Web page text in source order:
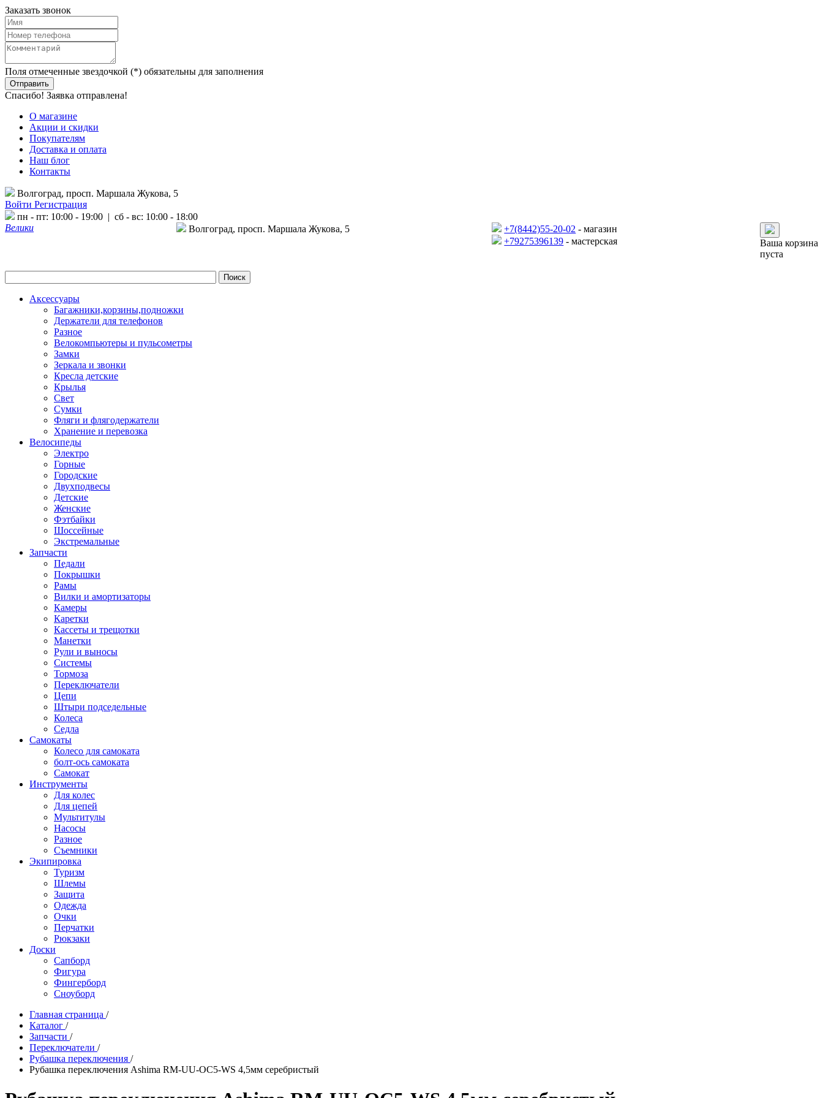
Заказать звонок
Поля отмеченные звездочкой (*) обязательны для заполнения
Спасибо! Заявка отправлена!
О магазине
Акции и скидки
Покупателям
Доставка и оплата
Наш блог
Контакты
Волгоград, просп. Маршала Жукова, 5
Войти Регистрация
пн - пт: 10:00 - 19:00 | сб - вс: 10:00 - 18:00
Велики
Волгоград, просп. Маршала Жукова, 5 +7(8442)55-20-02 - магазин
+79275396139 - мастерская
Ваша корзина
пуста
Аксессуары
Багажники,корзины,подножки
Держатели для телефонов
Разное
Велокомпьютеры и пульсометры
Замки
Зеркала и звонки
Кресла детские
Крылья
Свет
Сумки
Фляги и флягодержатели
Хранение и перевозка
Велосипеды
Электро
Горные
Городские
Двухподвесы
Детские
Женские
Фэтбайки
Шоссейные
Экстремальные
Запчасти
Педали
Покрышки
Рамы
Вилки и амортизаторы
Камеры
Каретки
Кассеты и трещотки
Манетки
Рули и выносы
Системы
Тормоза
Переключатели
Цепи
Штыри подседельные
Колеса
Седла
Самокаты
Колесо для самоката
болт-ось самоката
Самокат
Инструменты
Для колес
Для цепей
Мультитулы
Насосы
Разное
Съемники
Экипировка
Туризм
Шлемы
Защита
Одежда
Очки
Перчатки
Рюкзаки
Доски
Сапборд
Фигура
Фингерборд
Сноуборд
Главная страница /
Каталог /
Запчасти /
Переключатели /
Рубашка переключения /
Рубашка переключения Ashima RM-UU-OC5-WS 4,5мм серебристый